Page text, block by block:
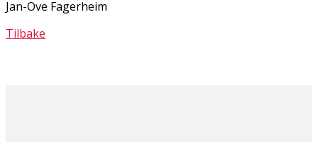
Jan-Ove Fagerheim
Tilbake